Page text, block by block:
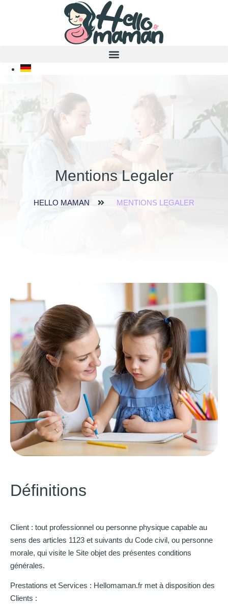
Mentions Legaler
HELLO MAMAN MENTIONS LEGALER
Définitions
Client : tout professionnel ou personne physique capable au
sens des articles 1123 et suivants du Code civil, ou personne
morale, qui visite le Site objet des présentes conditions
générales.
Prestations et Services : Hellomaman.fr met à disposition des
Clients :